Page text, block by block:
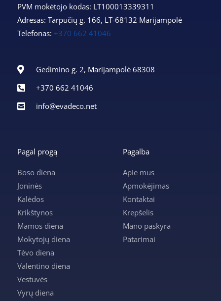
PVM mokėtojo kodas: LT100013339311
Adresas: Tarpučių g. 166, LT-68132 Marijampolė
Telefonas: +370 662 41046
Gedimino g. 2, Marijampolė 68308
+370 662 41046
info@evadeco.net
Pagal progą
Boso diena
Joninės
Kalėdos
Krikštynos
Mamos diena
Mokytojų diena
Tėvo diena
Valentino diena
Vestuvės
Vyrų diena
Pagalba
Apie mus
Apmokėjimas
Kontaktai
Krepšelis
Mano paskyra
Patarimai